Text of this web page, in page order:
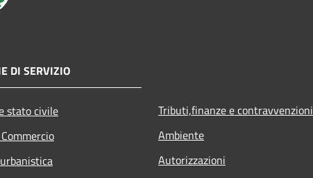
DI SERVIZIO
stato civile
Tributi,finanze e contravvenzioni
Ambiente
Autorizzazioni